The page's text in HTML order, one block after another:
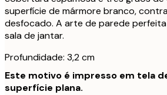
superfície de mármore branco,
desfocado. A arte de parede
sala de jantar.
Profundidade: 3,2 cm
Este motivo é impresso em tela
superfície plana.